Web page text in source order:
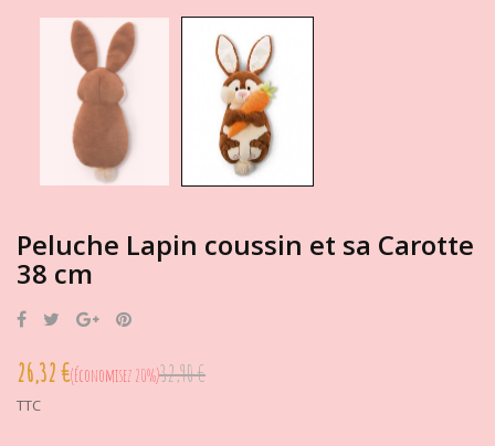
Peluche Lapin coussin et sa Carotte
38 cm
PartagerTweet Google+
26,32 € Économisez 20%32,90 €
TTC